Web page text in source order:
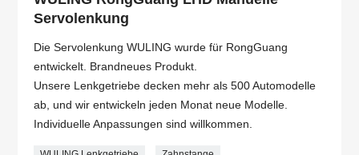
Servolenkung
Die Servolenkung WULING wurde für RongGuang
entwickelt. Brandneues Produkt.
Unsere Lenkgetriebe decken mehr als 500 Automodelle
ab, und wir entwickeln jeden Monat neue Modelle.
Individuelle Anpassungen sind willkommen.